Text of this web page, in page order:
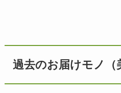
過去のお届けモノ（